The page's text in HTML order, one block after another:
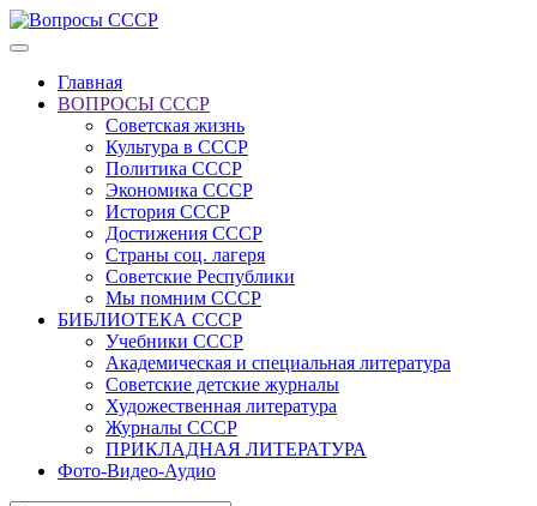
Главная
ВОПРОСЫ СССР
Советская жизнь
Культура в СССР
Политика СССР
Экономика СССР
История СССР
Достижения СССР
Страны соц. лагеря
Советские Республики
Мы помним СССР
БИБЛИОТЕКА СССР
Учебники СССР
Академическая и специальная литература
Советские детские журналы
Художественная литература
Журналы СССР
ПРИКЛАДНАЯ ЛИТЕРАТУРА
Фото-Видео-Аудио